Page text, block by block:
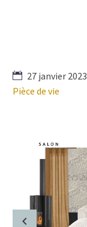
27 janvier 2023
Pièce de vie